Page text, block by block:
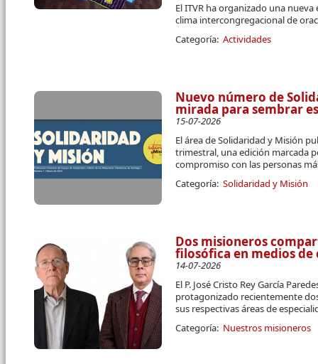
El ITVR ha organizado una
clima intercongregacional de
Categoría: Actividades
Nuevo número de
mirada para sembrar
15-07-2026
El área de Solidaridad y Misión
trimestral, una edición marcada
compromiso con las personas
Categoría: Solidaridad y Misión
Dos misioneros
filosófica en medios
14-07-2026
El P. José Cristo Rey García
protagonizado recientemente
sus respectivas áreas de
Categoría: Nuestros misioneros